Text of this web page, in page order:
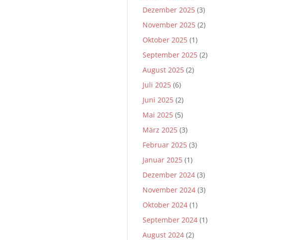
Dezember 2025 (3)
November 2025 (2)
Oktober 2025 (1)
September 2025 (2)
August 2025 (2)
Juli 2025 (6)
Juni 2025 (2)
Mai 2025 (5)
März 2025 (3)
Februar 2025 (3)
Januar 2025 (1)
Dezember 2024 (3)
November 2024 (3)
Oktober 2024 (1)
September 2024 (1)
August 2024 (2)